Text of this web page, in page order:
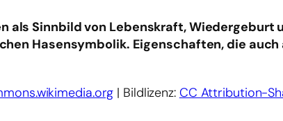
als Sinnbild von Lebenskraft, Wiedergeburt
Hasensymbolik. Eigenschaften, die auch
| Bildlizenz: CC Attribution-